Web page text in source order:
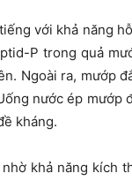
với khả năng
P trong quả
Ngoài ra, mướp
nước ép mướp
kháng.
khả năng kích